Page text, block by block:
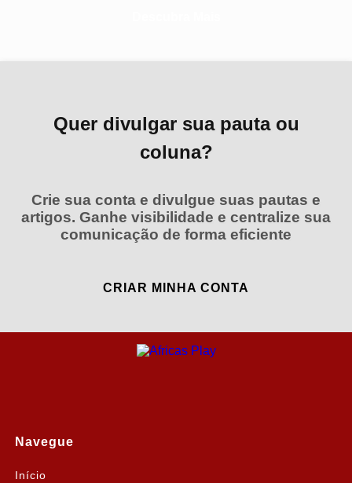
Quer divulgar sua pauta ou
coluna?
Crie sua conta e divulgue suas pautas e
artigos. Ganhe visibilidade e centralize sua
comunicação de forma eficiente
CRIAR MINHA CONTA
Navegue
Início